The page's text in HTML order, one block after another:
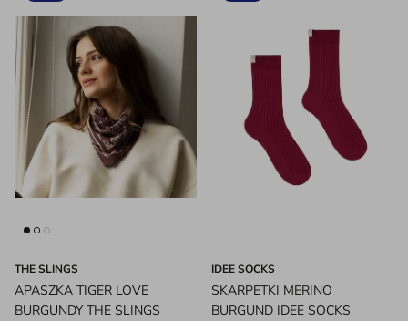
THE SLINGS
APASZKA TIGER LOVE
BURGUNDY THE SLINGS
IDEE SOCKS
SKARPETKI MERINO
BURGUND IDEE SOCKS